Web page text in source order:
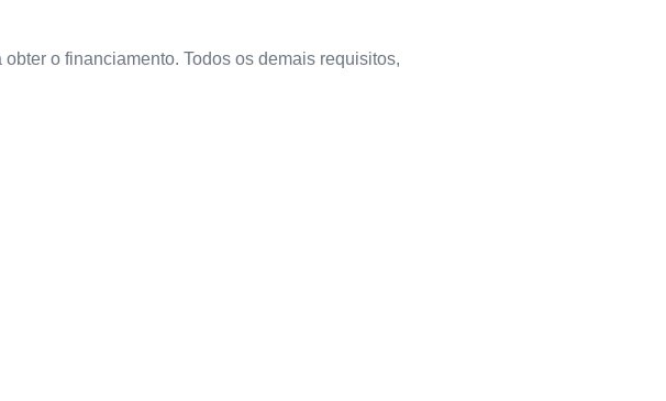
o financiamento. Todos os demais requisitos,